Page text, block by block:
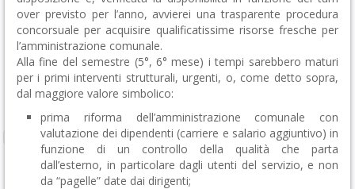
over previsto per l’anno, avvierei una trasparente procedura
concorsuale per acquisire qualificatissime risorse fresche per
l’amministrazione comunale.
Alla fine del semestre (5°, 6° mese) i tempi sarebbero maturi
per i primi interventi strutturali, urgenti, o, come detto sopra,
dal maggiore valore simbolico:
prima riforma dell’amministrazione comunale con
valutazione dei dipendenti (carriere e salario aggiuntivo) in
funzione di un controllo della qualità che parta
dall’esterno, in particolare dagli utenti del servizio, e non
da “pagelle” date dai dirigenti;